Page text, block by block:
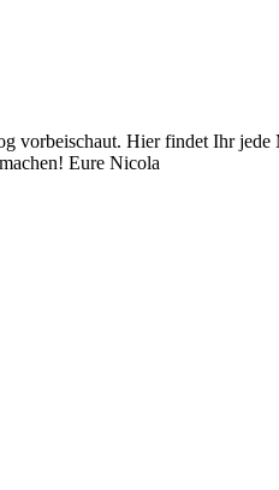
Hier findet Ihr
Eure Nicola